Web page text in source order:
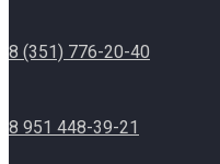
8 (351) 776-20-40
8 951 448-39-21